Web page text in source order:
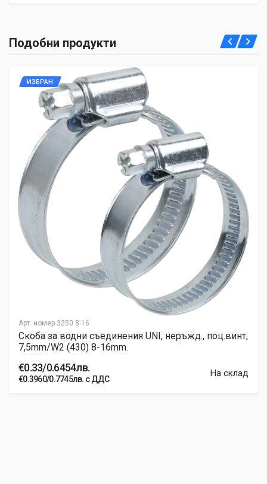
Подобни продукти
Арт. номер 3250 8 16
ИЗБРАН
Скоба за водни съединения UNI, неръжд., поц.винт,
7,5mm/W2 (430) 8-16mm.
€0.33/0.6454лв.
€0.3960/0.7745лв. с ДДС
На склад